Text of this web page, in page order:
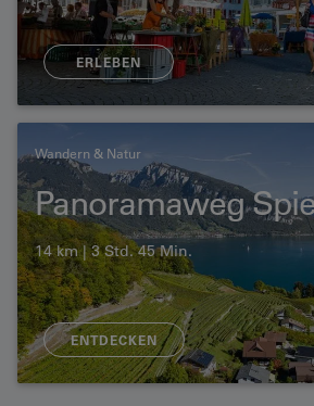
ERLEBEN
Wandern & Natur
Panoramaweg
14 km | 3 Std. 45 Min.
ENTDECKEN